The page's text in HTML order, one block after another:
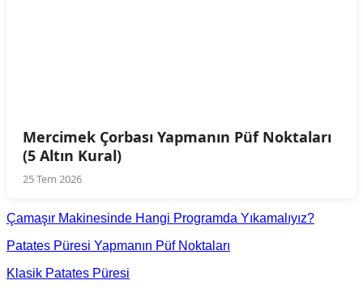
Mercimek Çorbası Yapmanın Püf Noktaları
(5 Altın Kural)
25 Tem 2026
Çamaşır Makinesinde Hangi Programda Yıkamalıyız?
Patates Püresi Yapmanın Püf Noktaları
Klasik Patates Püresi